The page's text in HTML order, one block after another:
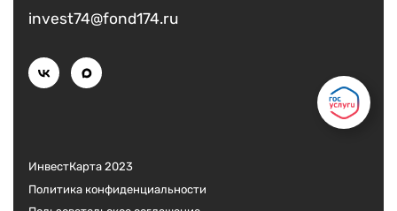
invest74@fond174.ru
ИнвестКарта 2023
Политика конфиденциальности